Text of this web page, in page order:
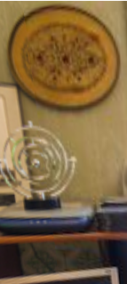
ЕВГЕНИЙ